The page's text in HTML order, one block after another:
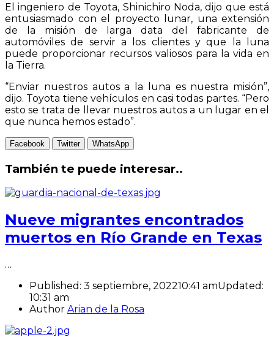
El ingeniero de Toyota, Shinichiro Noda, dijo que está
entusiasmado con el proyecto lunar, una extensión
de la misión de larga data del fabricante de
automóviles de servir a los clientes y que la luna
puede proporcionar recursos valiosos para la vida en
la Tierra.
“Enviar nuestros autos a la luna es nuestra misión”,
dijo. Toyota tiene vehículos en casi todas partes. “Pero
esto se trata de llevar nuestros autos a un lugar en el
que nunca hemos estado”.
Facebook Twitter WhatsApp
También te puede interesar..
Nueve migrantes encontrados
muertos en Río Grande en Texas
…
Published: 3 septiembre, 202210:41 amUpdated:
10:31 am
Author Arian de la Rosa